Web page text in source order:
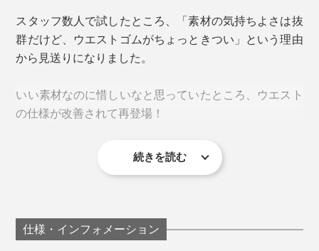
も十分暖かかったです。フードがある分、首元も温まり
ました」
2015年には映画公開30周年を記念したイベントを開
催。全国で衣類回収のイベントを実施し、それ等で集ま
った衣類から生まれたバイオエタノール燃料で、車型タ
です（なんと、本国に、直談判して許可を得たそ
う！！）。
スタッフ数人で試したところ、「素材の気持ちよさは抜
群だけど、ウエストゴムがちょっときつい」という理由
から見送りになりました。
いい素材なのに惜しいなと思っていたところ、ウエスト
の仕様が改善されて再登場！
色は黒なので、パッと見はゴムのように見えますが、実
ンと伸びる。締めつけず、ずり落ちない絶妙なフィット
加減です。
続きを読む
仕様・インフォメーション